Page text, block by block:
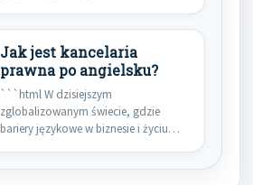
Jak jest kancelaria
prawna po angielsku?
```html W dzisiejszym
zglobalizowanym świecie, gdzie
bariery językowe w biznesie i życiu